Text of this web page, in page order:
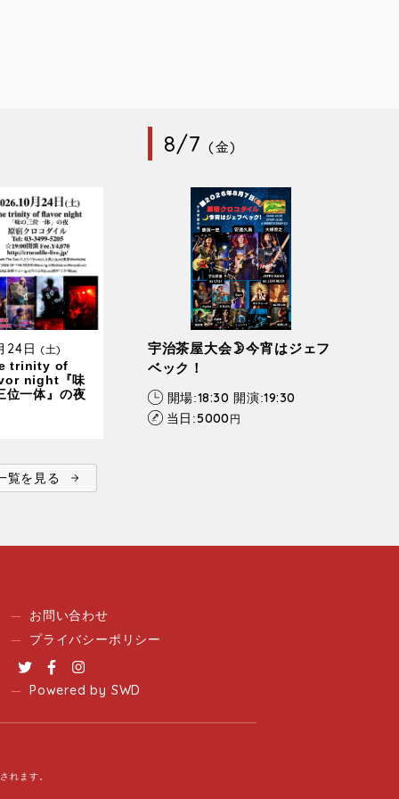
24日 (土)
trinity of
night『味
位一体』の夜
覧を見る
8/7(金)
宇治茶屋大会🌛今宵はジェフ
ベック！
開場:18:30 開演:19:30
当日:5000 円
お問い合わせ
プライバシーポリシー
TwitterFacebook
Powered by SWD
れます。